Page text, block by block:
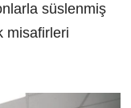
süslenmiş
misafirleri